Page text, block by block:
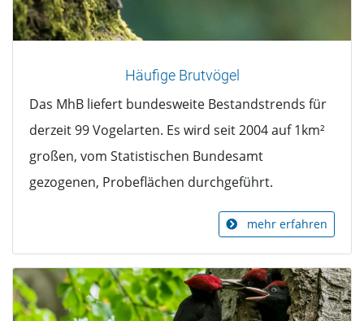
Häufige Brutvögel
Das MhB liefert bundesweite Bestandstrends für
derzeit 99 Vogelarten. Es wird seit 2004 auf 1km²
großen, vom Statistischen Bundesamt
gezogenen, Probeflächen durchgeführt.
mehr erfahren